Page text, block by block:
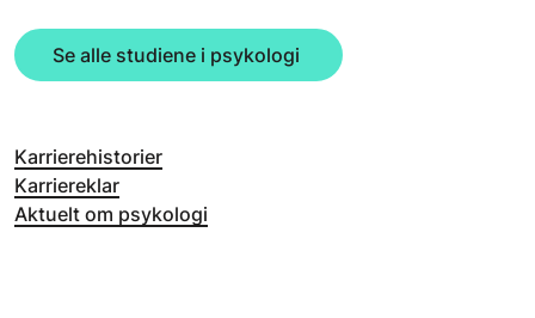
Se alle studiene i psykologi
Karrierehistorier
Karriereklar
Aktuelt om psykologi